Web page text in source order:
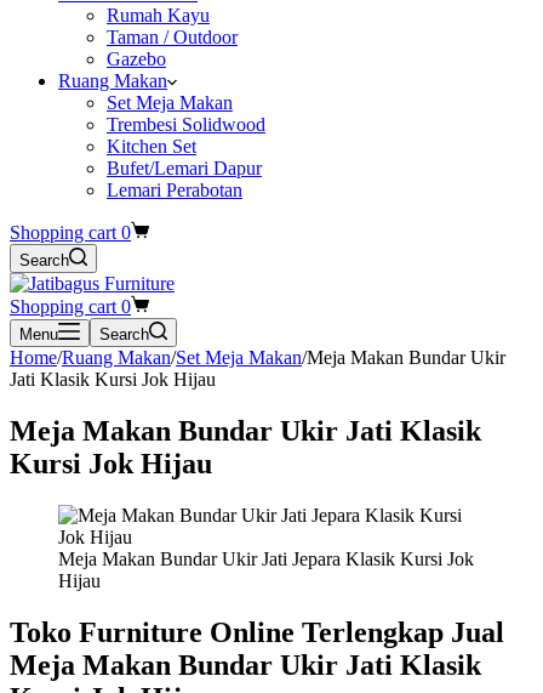
Rumah Kayu
Taman / Outdoor
Gazebo
Ruang Makan
Set Meja Makan
Trembesi Solidwood
Kitchen Set
Bufet/Lemari Dapur
Lemari Perabotan
Shopping cart 0
Search
Shopping cart 0
Menu Search
Home/Ruang Makan/Set Meja Makan/Meja Makan Bundar Ukir
Jati Klasik Kursi Jok Hijau
Meja Makan Bundar Ukir Jati Klasik
Kursi Jok Hijau
Meja Makan Bundar Ukir Jati Jepara Klasik Kursi Jok
Hijau
Toko Furniture Online Terlengkap Jual
Meja Makan Bundar Ukir Jati Klasik